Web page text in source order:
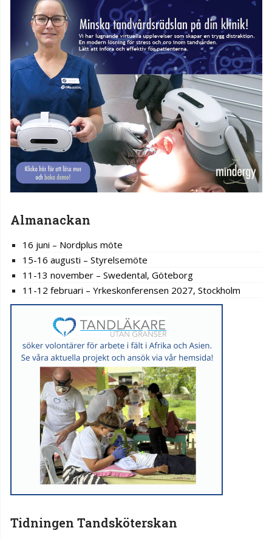
Almanackan
16 juni – Nordplus möte
15-16 augusti – Styrelsemöte
11-13 november – Swedental, Göteborg
11-12 februari – Yrkeskonferensen 2027, Stockholm
Tidningen Tandsköterskan